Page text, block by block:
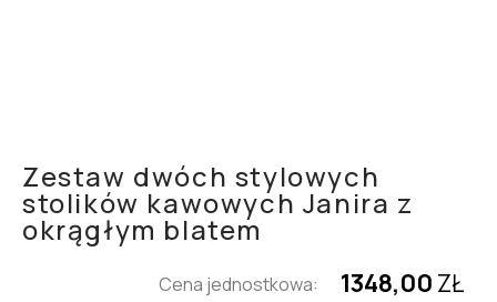
Zestaw dwóch stylowych
stolików kawowych Janira z
okrągłym blatem
Cena jednostkowa: 1348,00 ZŁ